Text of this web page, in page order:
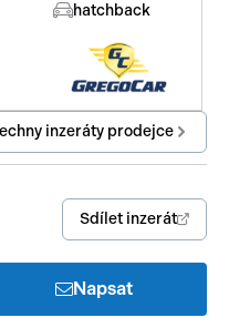
hatchback
inzeráty prodejce
Sdílet inzerát
Napsat